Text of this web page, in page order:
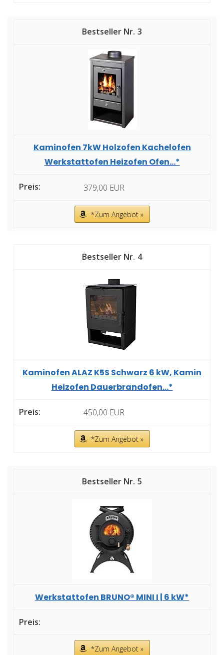
3
Kaminofen 7kW Holzofen Kachelofen
Werkstattofen Heizofen Ofen...*
379,00 EUR
*Zum Angebot »
4
Kaminofen ALAZ K5S Schwarz 6 kW, Kamin
Heizofen Dauerbrandofen...*
450,00 EUR
*Zum Angebot »
5
Werkstattofen BRUNO® MINI I | 6 kW*
*Zum Angebot »